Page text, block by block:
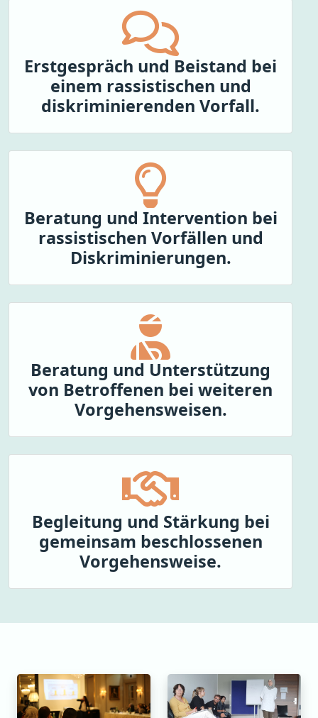
Erstgespräch und Beistand bei
einem rassistischen und
diskriminierenden Vorfall.
Beratung und Intervention bei
rassistischen Vorfällen und
Diskriminierungen.
Beratung und Unterstützung
von Betroffenen bei weiteren
Vorgehensweisen.
Begleitung und Stärkung bei
gemeinsam beschlossenen
Vorgehensweise.